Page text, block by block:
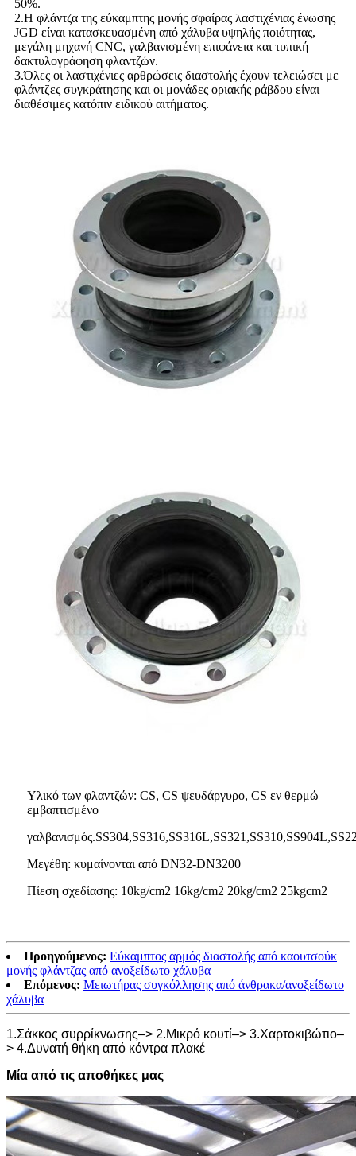
50%.
2.Η φλάντζα της εύκαμπτης μονής σφαίρας λαστιχένιας ένωσης
JGD είναι κατασκευασμένη από χάλυβα υψηλής ποιότητας,
μεγάλη μηχανή CNC, γαλβανισμένη επιφάνεια και τυπική
δακτυλογράφηση φλαντζών.
3.Όλες οι λαστιχένιες αρθρώσεις διαστολής έχουν τελειώσει με
φλάντζες συγκράτησης και οι μονάδες οριακής ράβδου είναι
διαθέσιμες κατόπιν ειδικού αιτήματος.
Υλικό των φλαντζών: CS, CS ψευδάργυρο, CS εν θερμώ
εμβαπτισμένο
Μεγέθη: κυμαίνονται από DN32-DN3200
Πίεση σχεδίασης: 10kg/cm2 16kg/cm2 20kg/cm2 25kgcm2
Προηγούμενος: Εύκαμπτος αρμός διαστολής από καουτσούκ
μονής φλάντζας από ανοξείδωτο χάλυβα
Επόμενος: Μειωτήρας συγκόλλησης από άνθρακα/ανοξείδωτο
χάλυβα
1.Σάκκος συρρίκνωσης–> 2.Μικρό κουτί–> 3.Χαρτοκιβώτιο–
> 4.Δυνατή θήκη από κόντρα πλακέ
Μία από τις αποθήκες μας